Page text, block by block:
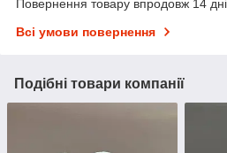
Повернення товару впродовж 14
Всі умови повернення
Подібні товари компанії